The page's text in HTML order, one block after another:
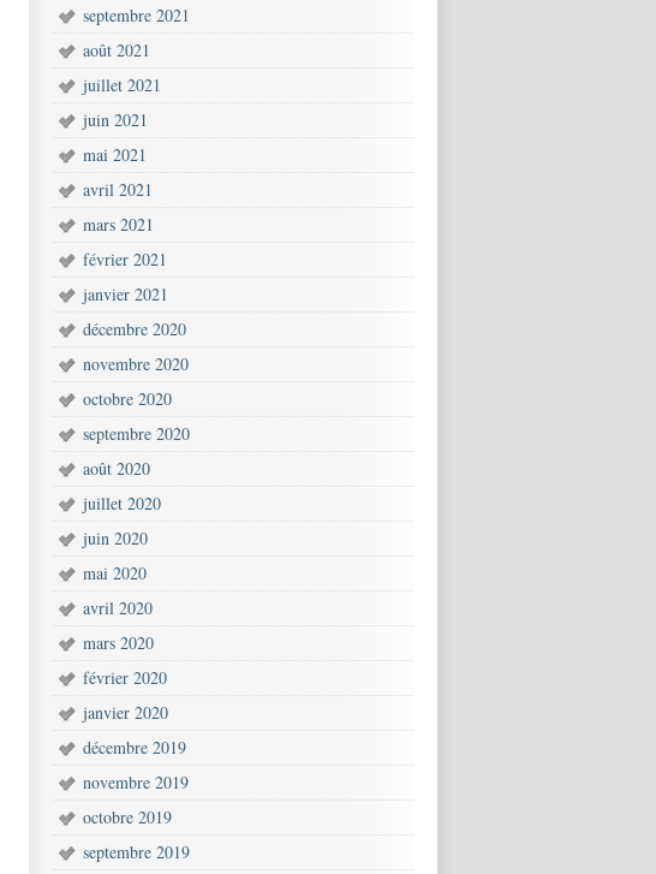
septembre 2021
août 2021
juillet 2021
juin 2021
mai 2021
avril 2021
mars 2021
février 2021
janvier 2021
décembre 2020
novembre 2020
octobre 2020
septembre 2020
août 2020
juillet 2020
juin 2020
mai 2020
avril 2020
mars 2020
février 2020
janvier 2020
décembre 2019
novembre 2019
octobre 2019
septembre 2019